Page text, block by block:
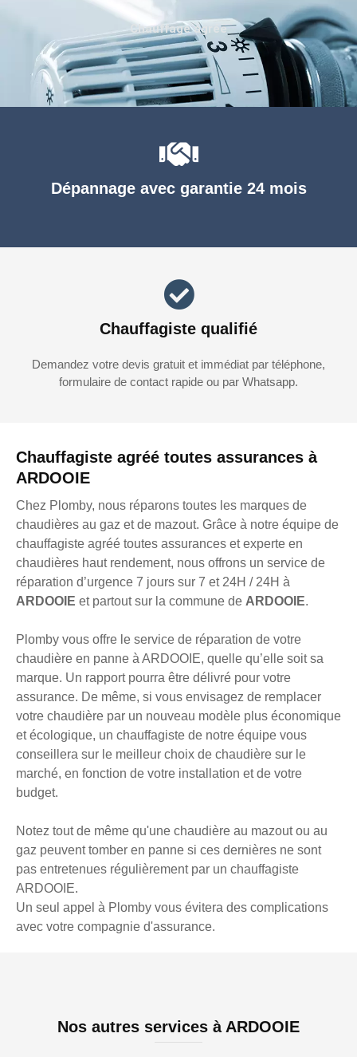
Chauffagiste agréé toutes assurances à
ARDOOIE
Chez Plomby, nous réparons toutes les marques de
chaudières au gaz et de mazout. Grâce à notre équipe de
chauffagiste agréé toutes assurances et experte en
chaudières haut rendement, nous offrons un service de
réparation d’urgence 7 jours sur 7 et 24H / 24H à
ARDOOIE et partout sur la commune de ARDOOIE.
Plomby vous offre le service de réparation de votre
chaudière en panne à ARDOOIE, quelle qu’elle soit sa
marque. Un rapport pourra être délivré pour votre
assurance. De même, si vous envisagez de remplacer
votre chaudière par un nouveau modèle plus économique
et écologique, un chauffagiste de notre équipe vous
conseillera sur le meilleur choix de chaudière sur le
marché, en fonction de votre installation et de votre
budget.
Notez tout de même qu'une chaudière au mazout ou au
gaz peuvent tomber en panne si ces dernières ne sont
pas entretenues régulièrement par un chauffagiste
ARDOOIE.
Un seul appel à Plomby vous évitera des complications
avec votre compagnie d'assurance.
Dépannage avec garantie 24 mois
Chauffagiste qualifié
Demandez votre devis gratuit et immédiat par téléphone,
formulaire de contact rapide ou par Whatsapp.
Chauffage agréé
Nos autres services à ARDOOIE